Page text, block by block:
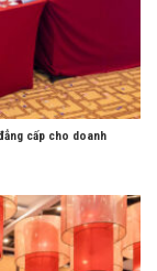
cấp cho doanh